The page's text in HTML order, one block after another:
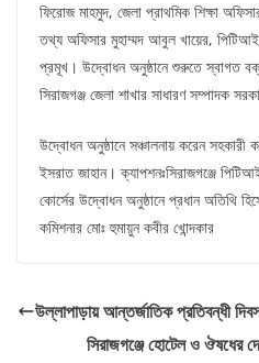
ফিরোজ মাহমুদ, জেলা প্রাথমিক শিক্ষা
তথ্য অফিসার মুহাম্মদ আবুল খায়ের, পিটিআই
প্রমূখ। উদ্বোধন অনুষ্ঠানে শুরুতে স্বাগত
সিরাজগঞ্জ জেলা শাখার সাধারণ সম্পাদক
উদ্বোধন অনুষ্ঠানে সঞ্চালনায় করেন সহকারী
ইসরাত জাহান। ক্যাপশনঃসিরাজগঞ্জে
কোর্সের উদ্বোধন অনুষ্ঠানে প্রধান অতিথি
কমিশনার মােঃ হুমায়ুন কবীর খােন্দকার
উল্লাপাড়ায় আন্তর্জাতিক প্রতিবন্ধী
সিরাজগঞ্জে হোটেল ও ঔষধের